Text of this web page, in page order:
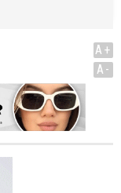
A+
A-